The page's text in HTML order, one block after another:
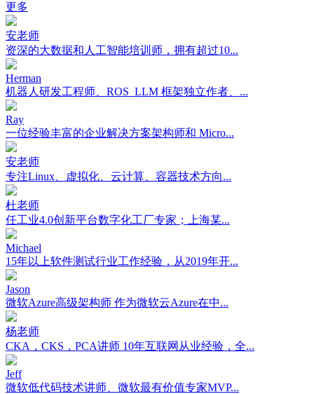
更多
安老师
资深的大数据和人工智能培训师，拥有超过10...
Herman
机器人研发工程师、ROS_LLM 框架独立作者、...
Ray
一位经验丰富的企业解决方案架构师和 Micro...
安老师
专注Linux、虚拟化、云计算、容器技术方向...
杜老师
任工业4.0创新平台数字化工厂专家；上海某...
Michael
15年以上软件测试行业工作经验，从2019年开...
Jason
微软Azure高级架构师 作为微软云Azure在中...
杨老师
CKA，CKS，PCA讲师 10年互联网从业经验，全...
Jeff
微软低代码技术讲师、微软最有价值专家MVP...